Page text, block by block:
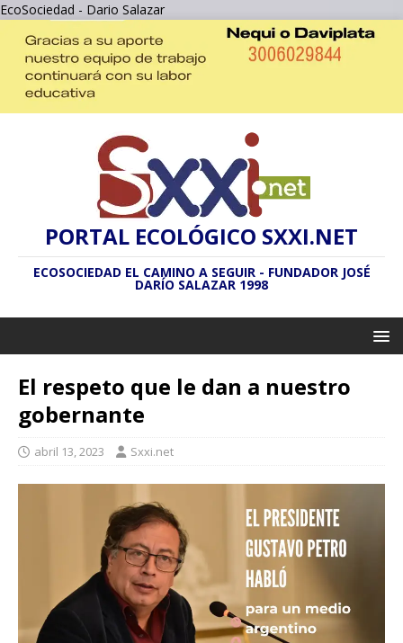
EcoSociedad - Dario Salazar
PORTAL ECOLÓGICO SXXI.NET
ECOSOCIEDAD EL CAMINO A SEGUIR - FUNDADOR JOSÉ
DARÍO SALAZAR 1998
El respeto que le dan a nuestro
gobernante
abril 13, 2023 Sxxi.net